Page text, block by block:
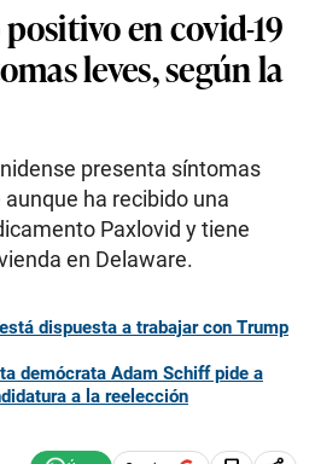
en covid-19
leves, según la
presenta síntomas
ha recibido una
Paxlovid y tiene
en Delaware.
dispuesta a trabajar con Trump
demócrata Adam Schiff pide a
a la reelección